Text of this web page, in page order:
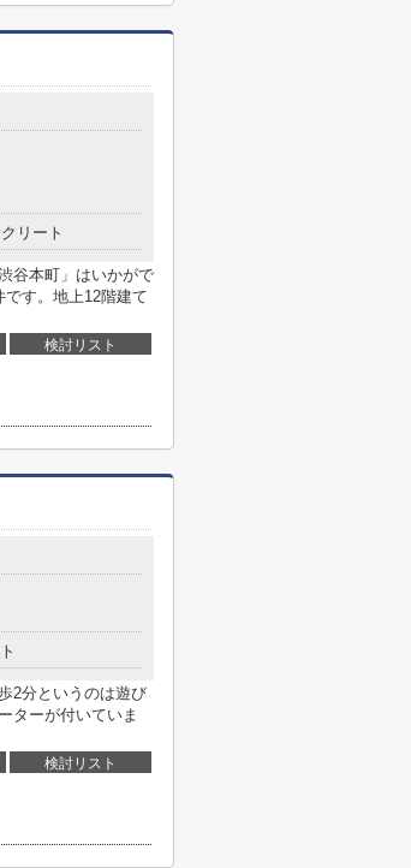
リート
谷本町」はいかがで
す。地上12階建て
検討リスト
2分というのは遊び
ターが付いていま
検討リスト